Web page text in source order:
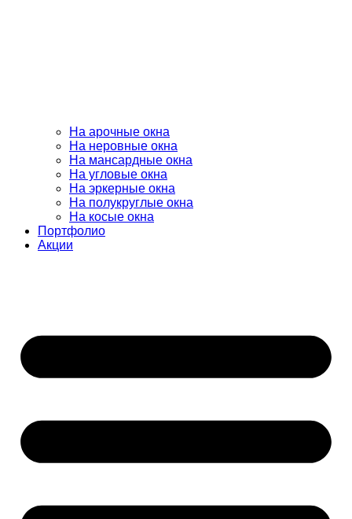
На арочные окна
На неровные окна
На мансардные окна
На угловые окна
На эркерные окна
На полукруглые окна
На косые окна
Портфолио
Акции